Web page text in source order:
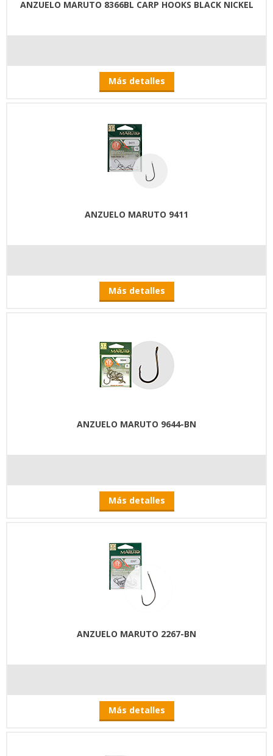
ANZUELO MARUTO 8366BL CARP HOOKS BLACK NICKEL
Más detalles
ANZUELO MARUTO 9411
Más detalles
ANZUELO MARUTO 9644-BN
Más detalles
ANZUELO MARUTO 2267-BN
Más detalles